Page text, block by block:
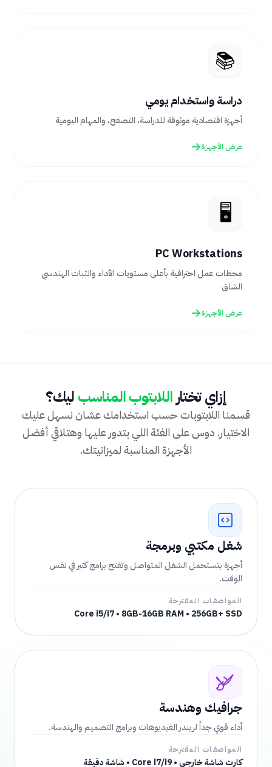
📚
دراسة واستخدام يومي
أجهزة اقتصادية موثوقة للدراسة، التصفح، والمهام اليومية
عرض الأجهزة
🖥️
PC Workstations
محطات عمل احترافية بأعلى مستويات الأداء والثبات الهندسي
الشاق
عرض الأجهزة
إزاي تختار اللابتوب المناسبليك؟
قسمنا اللابتوبات حسب استخدامك عشان نسهل عليك
الاختيار. دوس على الفئة اللي بتدور عليها وهتلاقي أفضل
الأجهزة المناسبة لميزانيتك.
شغل مكتبي وبرمجة
أجهزة بتستحمل الشغل المتواصل وتفتح برامج كتير في نفس
الوقت.
المواصفات المقترحة
Core i5/i7 • 8GB-16GB RAM • 256GB+ SSD
جرافيك وهندسة
أداء قوي جداً لريندر الفيديوهات وبرامج التصميم والهندسة.
المواصفات المقترحة
كارت شاشة خارجي • Core i7/i9 • شاشة دقيقة